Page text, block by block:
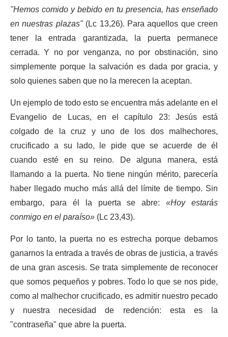
"Hemos comido y bebido en tu presencia, has enseñado
en nuestras plazas"(Lc 13,26). Para aquellos que creen
tener la entrada garantizada, la puerta permanece
cerrada. Y no por venganza, no por obstinación, sino
simplemente porque la salvación es dada por gracia, y
solo quienes saben que no la merecen la aceptan.
Un ejemplo de todo esto se encuentra más adelante en el
Evangelio de Lucas, en el capítulo 23: Jesús está
colgado de la cruz y uno de los dos malhechores,
crucificado a su lado, le pide que se acuerde de él
cuando esté en su reino. De alguna manera, está
llamando a la puerta. No tiene ningún mérito, parecería
haber llegado mucho más allá del límite de tiempo. Sin
embargo, para él la puerta se abre:«Hoy estarás
conmigo en el paraíso»(Lc 23,43).
Por lo tanto, la puerta no es estrecha porque debamos
ganarnos la entrada a través de obras de justicia, a través
de una gran ascesis. Se trata simplemente de reconocer
que somos pequeños y pobres. Todo lo que se nos pide,
como al malhechor crucificado, es admitir nuestro pecado
y nuestra necesidad de redención: esta es la
"contraseña" que abre la puerta.